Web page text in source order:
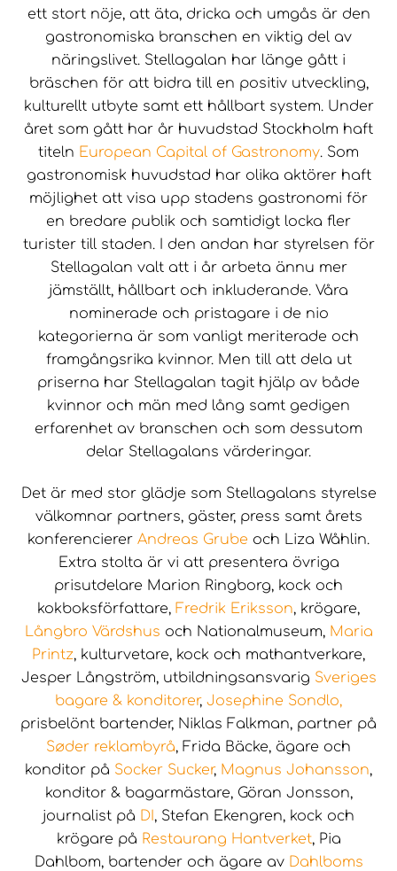
ett stort nöje, att äta, dricka och umgås är den
gastronomiska branschen en viktig del av
näringslivet. Stellagalan har länge gått i
bräschen för att bidra till en positiv utveckling,
kulturellt utbyte samt ett hållbart system. Under
året som gått har år huvudstad Stockholm haft
titeln European Capital of Gastronomy. Som
gastronomisk huvudstad har olika aktörer haft
möjlighet att visa upp stadens gastronomi för
en bredare publik och samtidigt locka fler
turister till staden. I den andan har styrelsen för
Stellagalan valt att i år arbeta ännu mer
jämställt, hållbart och inkluderande. Våra
nominerade och pristagare i de nio
kategorierna är som vanligt meriterade och
framgångsrika kvinnor. Men till att dela ut
priserna har Stellagalan tagit hjälp av både
kvinnor och män med lång samt gedigen
erfarenhet av branschen och som dessutom
delar Stellagalans värderingar.
Det är med stor glädje som Stellagalans styrelse
välkomnar partners, gäster, press samt årets
konferencierer Andreas Grube och Liza Wåhlin.
Extra stolta är vi att presentera övriga
prisutdelare Marion Ringborg, kock och
kokboksförfattare, Fredrik Eriksson, krögare,
Långbro Värdshus och Nationalmuseum, Maria
Printz, kulturvetare, kock och mathantverkare,
Jesper Långström, utbildningsansvarig Sveriges
bagare & konditorer, Josephine Sondlo,
prisbelönt bartender, Niklas Falkman, partner på
Søder reklambyrå, Frida Bäcke, ägare och
konditor på Socker Sucker, Magnus Johansson,
konditor & bagarmästare, Göran Jonsson,
journalist på DI , Stefan Ekengren, kock och
krögare på Restaurang Hantverket, Pia
Dahlbom, bartender och ägare av Dahlboms